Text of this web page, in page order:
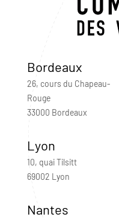
Bordeaux
26, cours du Chapeau-
Rouge
33000 Bordeaux
Lyon
10, quai Tilsitt
69002 Lyon
Nantes